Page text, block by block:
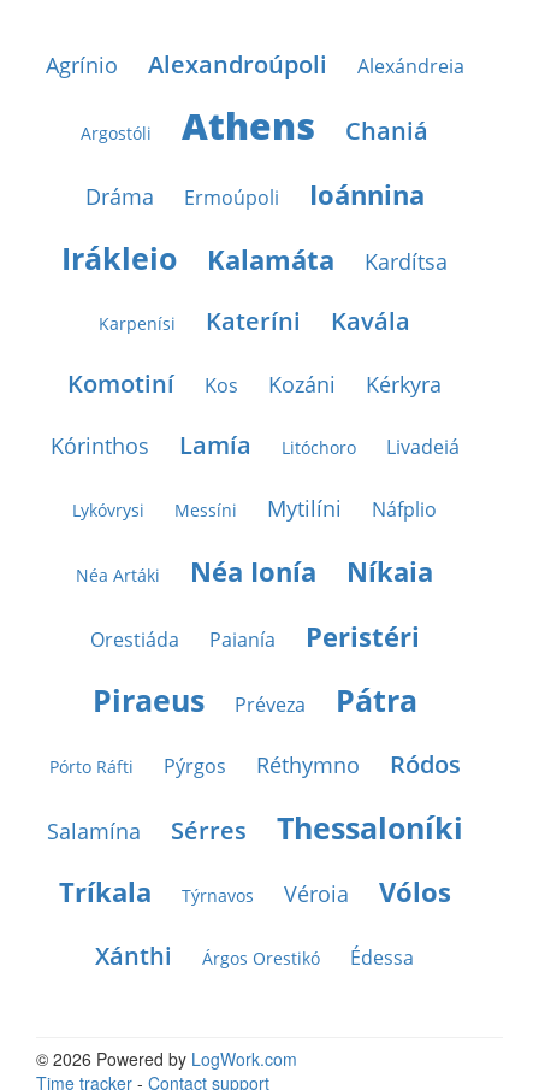
Agrínio Alexandroúpoli Alexándreia
Argostóli Athens Chaniá
Dráma Ermoúpoli Ioánnina
Irákleio Kalamáta Kardítsa
Karpenísi Kateríni
Kavála
Komotiní
Kos Kozáni Kérkyra
Kórinthos Lamía Litóchoro Livadeiá
Lykóvrysi Messíni Mytilíni Náfplio
Néa Artáki Néa Ionía Níkaia
Orestiáda Paianía Peristéri
Piraeus Préveza Pátra
Pórto Ráfti Pýrgos Réthymno Ródos
Salamína Sérres Thessaloníki
Tríkala Týrnavos Véroia Vólos
Xánthi Árgos Orestikó Édessa
© 2026 Powered by LogWork.com
Time tracker - Contact support